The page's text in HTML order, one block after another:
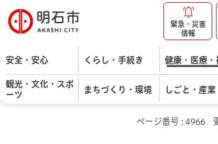
明石市
緊急・災害
情報
安全・安心 くらし・手続き 健康・医療・
観光・文化・スポ
ーツ
まちづくり・環境 しごと・産業
ページ番号 : 4966